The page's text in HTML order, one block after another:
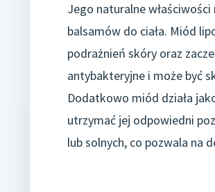
Jego naturalne
balsamów do ciała. Miód
podrażnień skóry oraz
antybakteryjne i może być
Dodatkowo miód działa
utrzymać jej odpowiedni
lub solnych, co pozwala na